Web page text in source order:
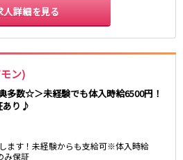
人詳細を見る
ン)
多数☆＞未経験でも体入時給6500円！
あり♪
ます！未経験からも支給可※体入時給
み保証
渋谷駅
浅草駅
末広町駅
新所沢駅